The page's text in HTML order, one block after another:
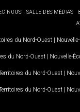
NOUS SALLE DES MÉDIAS
du Nord-Ouest |
du Nord-Ouest | Nouvelle-
du Nord-Ouest |
du Nord-Ouest |